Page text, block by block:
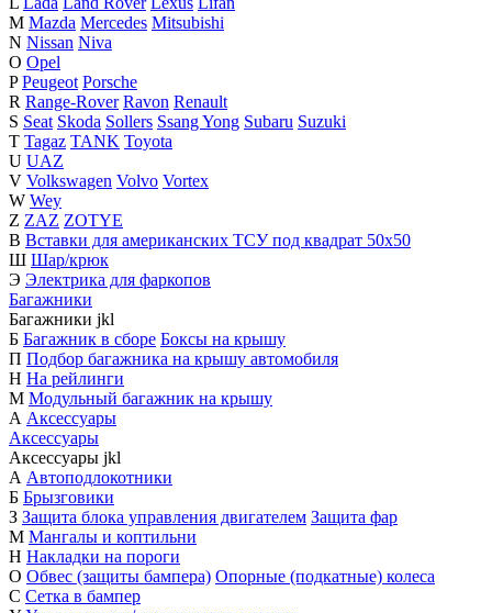
M Mazda Mercedes Mitsubishi
N Nissan Niva
O Opel
P Peugeot Porsche
R Range-Rover Ravon Renault
S Seat Skoda Sollers Ssang Yong Subaru Suzuki
T Tagaz TANK Toyota
U UAZ
V Volkswagen Volvo Vortex
W Wey
Z ZAZ ZOTYE
В Вставки для американских ТСУ под квадрат 50х50
Ш Шар/крюк
Э Электрика для фаркопов
Багажники
Багажники jkl
Б Багажник в сборе Боксы на крышу
П Подбор багажника на крышу автомобиля
Н На рейлинги
М Модульный багажник на крышу
А Аксессуары
Аксессуары
Аксессуары jkl
А Автоподлокотники
Б Брызговики
З Защита блока управления двигателем Защита фар
М Мангалы и коптильни
Н Накладки на пороги
О Обвес (защиты бампера) Опорные (подкатные) колеса
С Сетка в бампер